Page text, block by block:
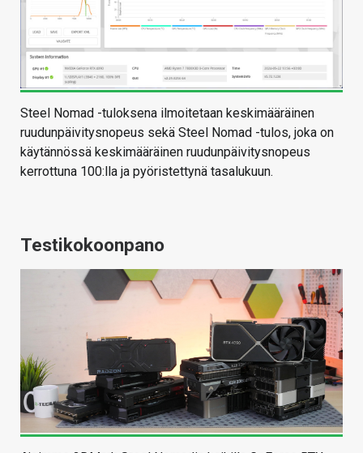
Steel Nomad -tuloksena ilmoitetaan keskimääräinen
ruudunpäivitysnopeus sekä Steel Nomad -tulos, joka on
käytännössä keskimääräinen ruudunpäivitysnopeus
kerrottuna 100:lla ja pyöristettynä tasalukuun.
Testikokoonpano